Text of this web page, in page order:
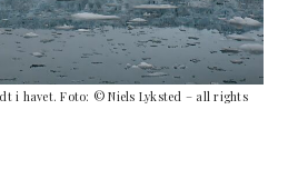
i havet. Foto: © Niels Lyksted – all rights